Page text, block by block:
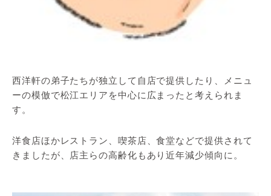
西洋軒の弟子たちが独立して自店で提供したり、メニュ
ーの模倣で松江エリアを中心に広まったと考えられま
す。
洋食店ほかレストラン、喫茶店、食堂などで提供されて
きましたが、店主らの高齢化もあり近年減少傾向に。